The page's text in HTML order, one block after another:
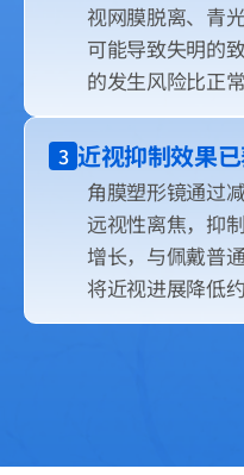
视网膜脱离、青
可能导致失明的
的发生风险比正
3 近视抑制效果
角膜塑形镜通过
远视性离焦，抑
增长，与佩戴普
将近视进展降低